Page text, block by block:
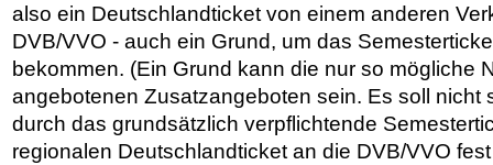
also ein Deutschlandticket von einem anderen
DVB/VVO - auch ein Grund, um das
bekommen. (Ein Grund kann die nur so mögliche
angebotenen Zusatzangeboten sein. Es soll nicht
durch das grundsätzlich verpflichtende
regionalen Deutschlandticket an die DVB/VVO